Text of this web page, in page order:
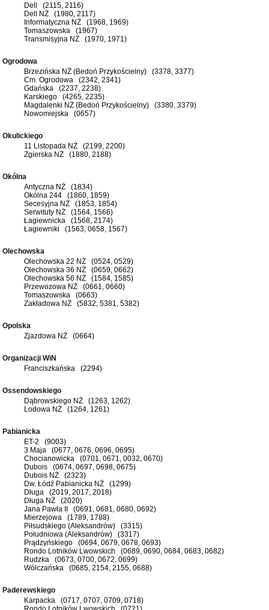
Dell (2115, 2116)
Dell NŻ (1980, 2117)
Informatyczna NŻ (1968, 1969)
Tomaszowska (1967)
Transmisyjna NŻ (1970, 1971)
Ogrodowa
Brzezińska NŻ (Bedoń Przykościelny) (3378, 3377)
Cm. Ogrodowa (2342, 2341)
Gdańska (2237, 2238)
Karskiego (4265, 2235)
Magdalenki NŻ (Bedoń Przykościelny) (3380, 3379)
Nowomiejska (0657)
Okulickiego
11 Listopada NŻ (2199, 2200)
Zgierska NŻ (1880, 2188)
Okólna
Antyczna NŻ (1834)
Okólna 244 (1860, 1859)
Secesyjna NŻ (1853, 1854)
Serwituty NŻ (1564, 1566)
Łagiewnicka (1568, 2174)
Łagiewniki (1563, 0658, 1567)
Olechowska
Olechowska 22 NŻ (0524, 0529)
Olechowska 36 NŻ (0659, 0662)
Olechowska 56 NŻ (1584, 1585)
Przewozowa NŻ (0661, 0660)
Tomaszowska (0663)
Zakładowa NŻ (5832, 5381, 5382)
Opolska
Zjazdowa NŻ (0664)
Organizacji WiN
Franciszkańska (2294)
Ossendowskiego
Dąbrowskiego NŻ (1263, 1262)
Lodowa NŻ (1264, 1261)
Pabianicka
ET-2 (9003)
3 Maja (0677, 0676, 0696, 0695)
Chocianowicka (0701, 0671, 0032, 0670)
Dubois (0674, 0697, 0698, 0675)
Dubois NŻ (2323)
Dw. Łódź Pabianicka NŻ (1299)
Długa (2019, 2017, 2018)
Długa NŻ (2020)
Jana Pawła II (0691, 0681, 0680, 0692)
Mierzejowa (1789, 1788)
Piłsudskiego (Aleksandrów) (3315)
Południowa (Aleksandrów) (3317)
Prądzyńskiego (0694, 0679, 0678, 0693)
Rondo Lotników Lwowskich (0689, 0690, 0684, 0683, 0682)
Rudzka (0673, 0700, 0672, 0699)
Wólczańska (0685, 2154, 2155, 0688)
Paderewskiego
Karpacka (0717, 0707, 0709, 0718)